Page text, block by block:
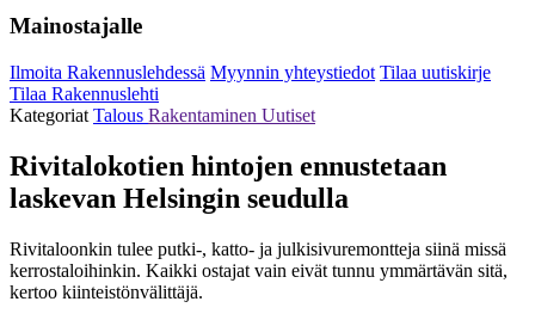
Mainostajalle
Ilmoita Rakennuslehdessä Myynnin yhteystiedot Tilaa uutiskirje
Tilaa Rakennuslehti
Kategoriat Talous Rakentaminen Uutiset
Rivitalokotien hintojen ennustetaan
laskevan Helsingin seudulla
Rivitaloonkin tulee putki-, katto- ja julkisivuremontteja siinä missä
kerrostaloihinkin. Kaikki ostajat vain eivät tunnu ymmärtävän sitä,
kertoo kiinteistönvälittäjä.